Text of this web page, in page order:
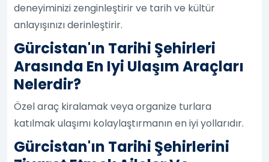
deneyiminizi zenginleştirir ve tarih ve kültür
anlayışınızı derinleştirir.
Gürcistan'ın Tarihi Şehirleri
Arasında En Iyi Ulaşım Araçları
Nelerdir?
Özel araç kiralamak veya organize turlara
katılmak ulaşımı kolaylaştırmanın en iyi yollarıdır.
Gürcistan'ın Tarihi Şehirlerini